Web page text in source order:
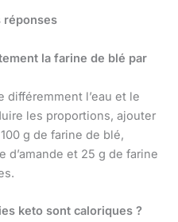
réponses
la farine de blé par
différemment l’eau et le
les proportions, ajouter
g de farine de blé,
d’amande et 25 g de farine
keto sont caloriques ?